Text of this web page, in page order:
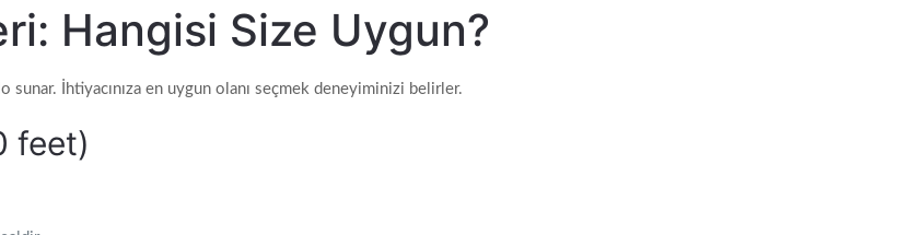
Hangisi Size Uygun?
İhtiyacınıza en uygun olanı seçmek deneyiminizi belirler.
feet)